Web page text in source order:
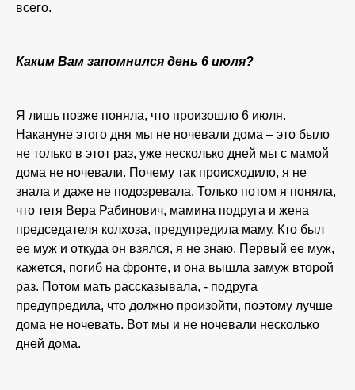
всего.
Каким Вам запомнился день 6 июля?
Я лишь позже поняла, что произошло 6 июля.
Накануне этого дня мы не ночевали дома – это было
не только в этот раз, уже несколько дней мы с мамой
дома не ночевали. Почему так происходило, я не
знала и даже не подозревала. Только потом я поняла,
что тетя Вера Рабинович, мамина подруга и жена
председателя колхоза, предупредила маму. Кто был
ее муж и откуда он взялся, я не знаю. Первый ее муж,
кажется, погиб на фронте, и она вышла замуж второй
раз. Потом мать рассказывала, - подруга
предупредила, что должно произойти, поэтому лучше
дома не ночевать. Вот мы и не ночевали несколько
дней дома.